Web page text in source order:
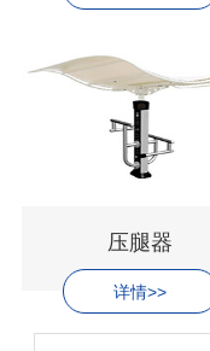
压腿器
详情>>